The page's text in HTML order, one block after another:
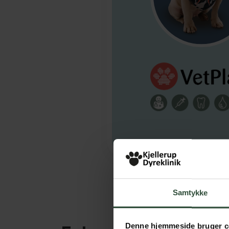
Samtykke
Denne hjemmeside bruger